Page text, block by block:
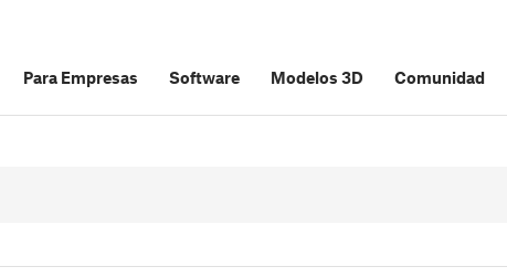
Para Empresas Software Modelos 3D Comunidad